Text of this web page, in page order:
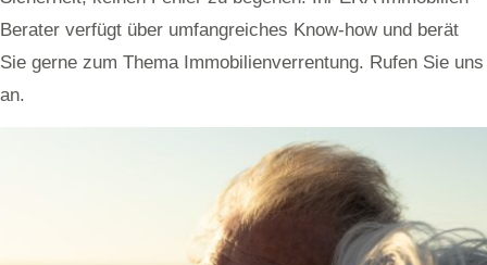
Berater verfügt über umfangreiches Know-how und berät
Sie gerne zum Thema Immobilienverrentung. Rufen Sie uns
an.